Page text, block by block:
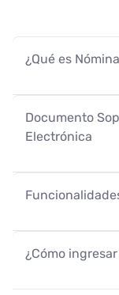
¿Qué es
Documento
Electrónica
¿Cómo